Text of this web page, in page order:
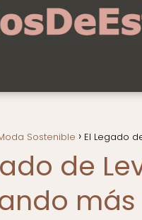
Sostenible El Legado
de